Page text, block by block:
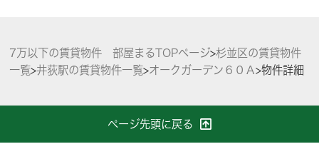
7万以下の賃貸物件 部屋まるTOPページ>杉並区の賃貸物件
一覧>井荻駅の賃貸物件一覧>オークガーデン６０Ａ>物件詳細
ページ先頭に戻る